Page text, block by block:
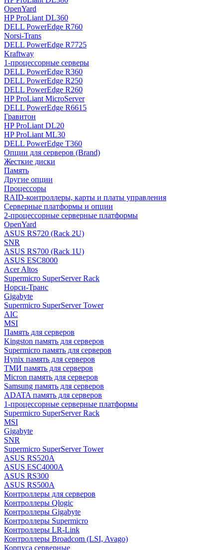
OpenYard
HP ProLiant DL360
DELL PowerEdge R760
Norsi-Trans
DELL PowerEdge R7725
Kraftway
1-процессорные серверы
DELL PowerEdge R360
DELL PowerEdge R250
DELL PowerEdge R260
HP ProLiant MicroServer
DELL PowerEdge R6615
Гравитон
HP ProLiant DL20
HP ProLiant ML30
DELL PowerEdge T360
Опции для серверов (Brand)
Жесткие диски
Память
Другие опции
Процессоры
RAID-контроллеры, карты и платы управления
Серверные платформы и опции
2-процессорные серверные платформы
OpenYard
ASUS RS720 (Rack 2U)
SNR
ASUS RS700 (Rack 1U)
ASUS ESC8000
Acer Altos
Supermicro SuperServer Rack
Норси-Транс
Gigabyte
Supermicro SuperServer Tower
AIC
MSI
Память для серверов
Kingston память для серверов
Supermicro память для серверов
Hynix память для серверов
ТМИ память для серверов
Micron память для серверов
Samsung память для серверов
ADATA память для серверов
1-процессорные серверные платформы
Supermicro SuperServer Rack
MSI
Gigabyte
SNR
Supermicro SuperServer Tower
ASUS RS520A
ASUS ESC4000A
ASUS RS300
ASUS RS500A
Контроллеры для серверов
Контроллеры Qlogic
Контроллеры Gigabyte
Контроллеры Supermicro
Контроллеры LR-Link
Контроллеры Broadcom (LSI, Avago)
Корпуса серверные